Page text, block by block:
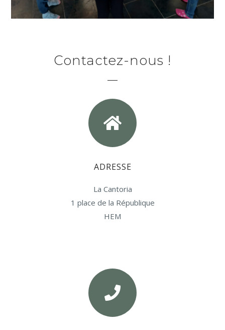
Contactez-nous !
ADRESSE
La Cantoria
1 place de la République
HEM